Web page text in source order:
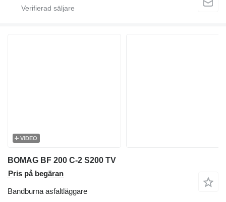
VIDEO
BOMAG BF 200 C-2 S200 TV
Pris på begäran
Bandburna asfaltläggare